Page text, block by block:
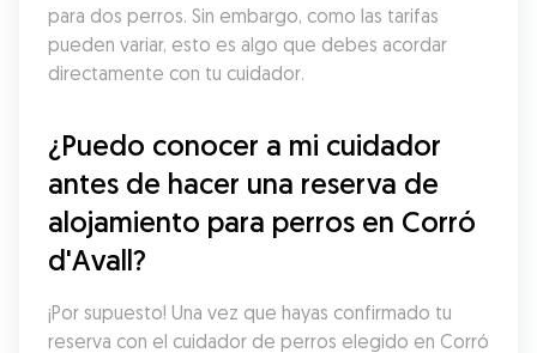
para dos perros. Sin embargo, como las tarifas
pueden variar, esto es algo que debes acordar
directamente con tu cuidador.
¿Puedo conocer a mi cuidador
antes de hacer una reserva de
alojamiento para perros en Corró
d'Avall?
¡Por supuesto! Una vez que hayas confirmado tu
reserva con el cuidador de perros elegido en Corró